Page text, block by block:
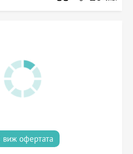
виж офертата